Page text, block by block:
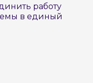
работу
в единый